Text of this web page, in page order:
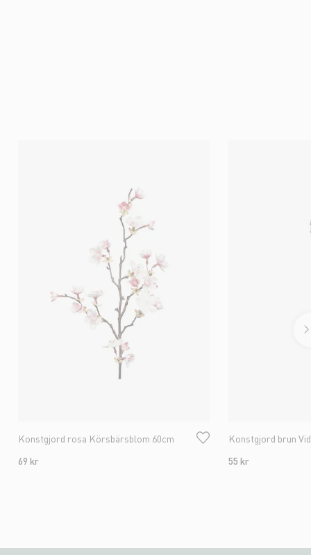
Konstgjord rosa Körsbärsblom 60cm
69 kr
Konstgjord brun
55 kr